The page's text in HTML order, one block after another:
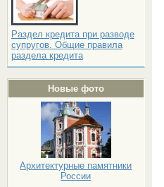
Раздел кредита при разводе
супругов. Общие правила
раздела кредита
Новые фото
Архитектурные памятники
России